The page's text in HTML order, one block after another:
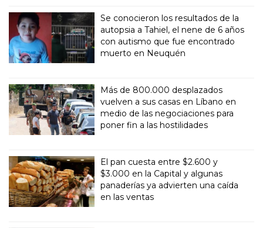
Se conocieron los resultados de la
autopsia a Tahiel, el nene de 6 años
con autismo que fue encontrado
muerto en Neuquén
Más de 800.000 desplazados
vuelven a sus casas en Líbano en
medio de las negociaciones para
poner fin a las hostilidades
El pan cuesta entre $2.600 y
$3.000 en la Capital y algunas
panaderías ya advierten una caída
en las ventas